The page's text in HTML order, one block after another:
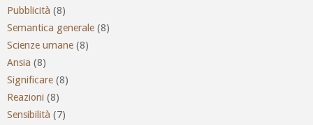
Pubblicità (8)
Semantica generale (8)
Scienze umane (8)
Ansia (8)
Significare (8)
Reazioni (8)
Sensibilità (7)